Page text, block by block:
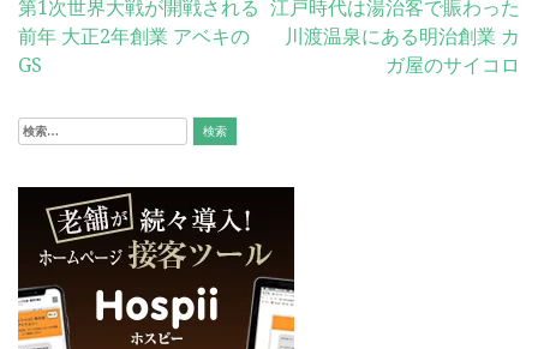
投
稿
ビ
ー
シ
ョ
ン
第1次世界大戦が開戦される
前年 大正2年創業 アベキの
GS
江戸時代は湯治客で賑わった
川渡温泉にある明治創業 カ
ガ屋のサイコロ
検